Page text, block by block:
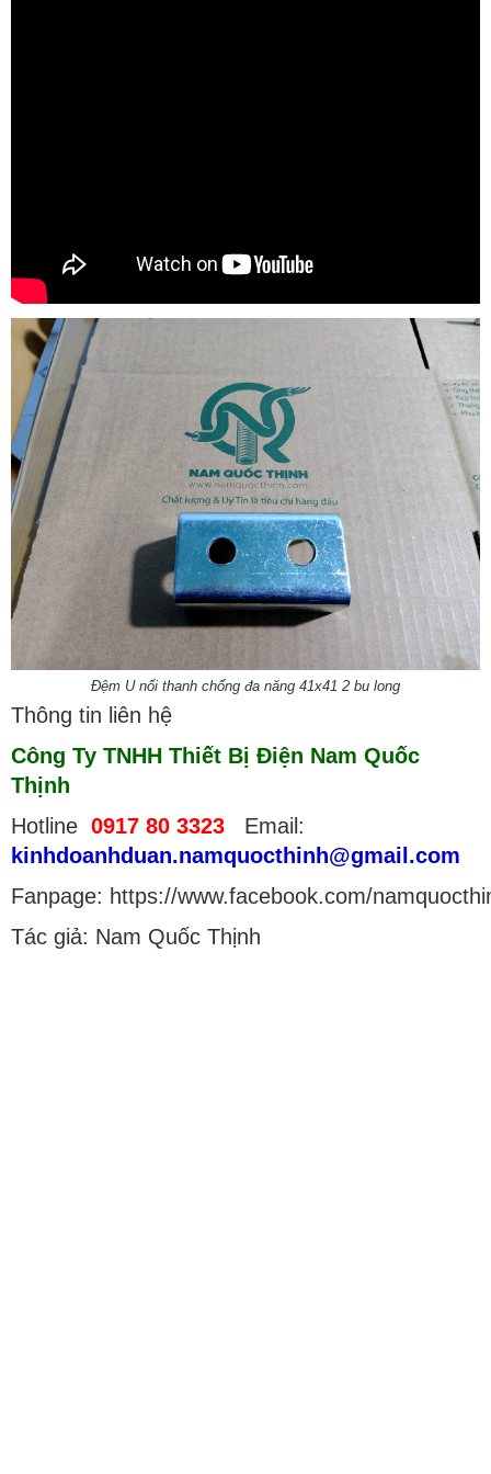
Đệm U nối thanh chống đa năng 41x41 2 bu long
Thông tin liên hệ
Công Ty TNHH Thiết Bị Điện Nam Quốc
Thịnh
Hotline 0917 80 3323 Email:
kinhdoanhduan.namquocthinh@gmail.com
Fanpage: https://www.facebook.com/
Tác giả: Nam Quốc Thịnh